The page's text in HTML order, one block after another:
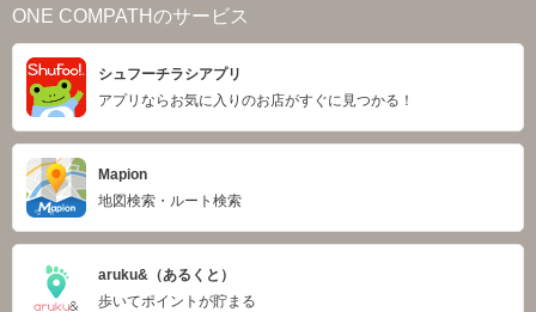
ONE COMPATHのサービス
シュフーチラシアプリ
アプリならお気に入りのお店がすぐに見つかる！
Mapion
地図検索・ルート検索
aruku&（あるくと）
歩いてポイントが貯まる